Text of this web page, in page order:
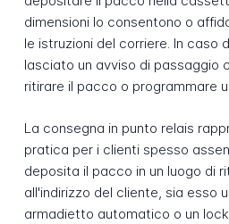
dimensioni lo consentono o
le istruzioni del corriere. In caso
lasciato un avviso di passaggio
ritirare il pacco o programmare
La consegna in punto relais
pratica per i clienti spesso
deposita il pacco in un luogo di
all'indirizzo del cliente, sia esso
armadietto automatico o un